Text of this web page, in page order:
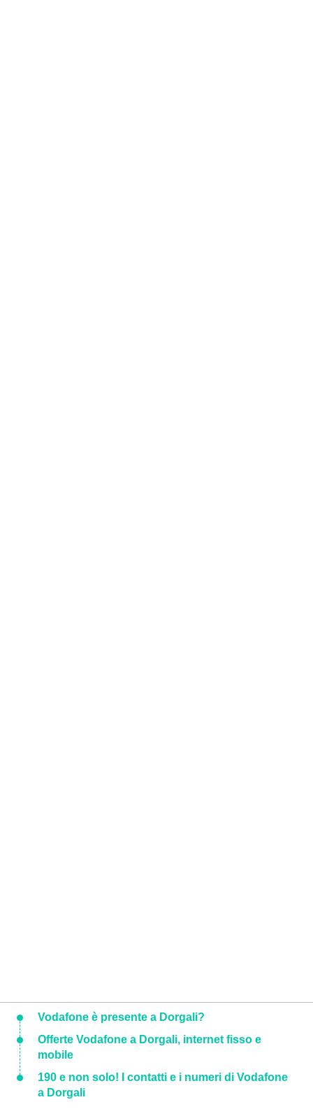
Vodafone è presente a Dorgali?
Offerte Vodafone a Dorgali, internet fisso e
mobile
190 e non solo! I contatti e i numeri di Vodafone
a Dorgali